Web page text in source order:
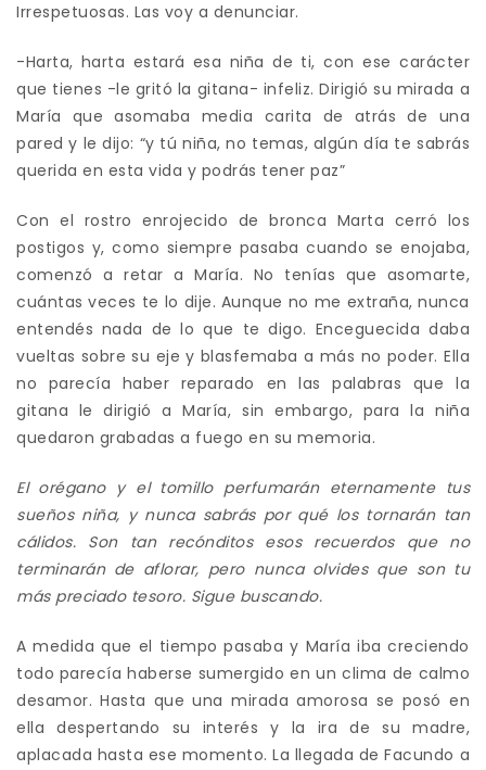
Irrespetuosas. Las voy a denunciar.
-Harta, harta estará esa niña de ti, con ese carácter
que tienes -le gritó la gitana- infeliz. Dirigió su mirada a
María que asomaba media carita de atrás de una
pared y le dijo: “y tú niña, no temas, algún día te sabrás
querida en esta vida y podrás tener paz”
Con el rostro enrojecido de bronca Marta cerró los
postigos y, como siempre pasaba cuando se enojaba,
comenzó a retar a María. No tenías que asomarte,
cuántas veces te lo dije. Aunque no me extraña, nunca
entendés nada de lo que te digo. Enceguecida daba
vueltas sobre su eje y blasfemaba a más no poder. Ella
no parecía haber reparado en las palabras que la
gitana le dirigió a María, sin embargo, para la niña
quedaron grabadas a fuego en su memoria.
El orégano y el tomillo perfumarán eternamente tus
sueños niña, y nunca sabrás por qué los tornarán tan
cálidos. Son tan recónditos esos recuerdos que no
terminarán de aflorar, pero nunca olvides que son tu
más preciado tesoro. Sigue buscando.
A medida que el tiempo pasaba y María iba creciendo
todo parecía haberse sumergido en un clima de calmo
desamor. Hasta que una mirada amorosa se posó en
ella despertando su interés y la ira de su madre,
aplacada hasta ese momento. La llegada de Facundo a